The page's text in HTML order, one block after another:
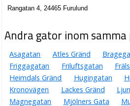
Rangatan 4, 24465 Furulund
Andra gator inom
Asagatan Atles Gränd
Friggagatan
Friluftsgatan
Heimdals Gränd
Hugingatan
Kronovägen
Lackes Gränd
Magnegatan
Mjölners Gata